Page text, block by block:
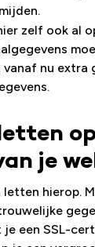
zelf ook al
nu extra
je
letten hierop.
een SSL-